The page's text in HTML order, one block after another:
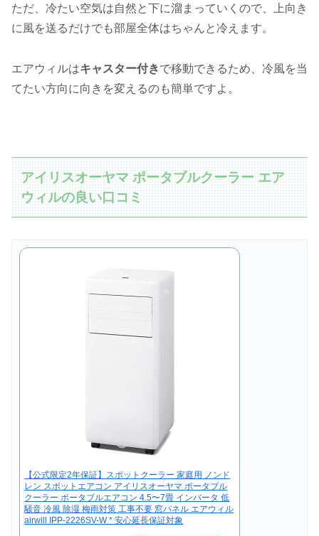
ただ、冷たい空気は自然と下に溜まっていくので、上向き
に風を送るだけでも部屋全体はちゃんと冷えます。
エアウィルはキャスター付きで移動できるため、冷風を当
てたい方向に向きを変えるのも簡単ですよ。
アイリスオーヤマ ポータブルクーラー エア
ウィルの良い口コミ
【公式限定2年保証】スポットクーラー 家庭用 ノンド
レン スポットエアコン アイリスオーヤマ ポータブル
クーラー ポータブルエアコン 4.5〜7畳 インバータ 低
騒音 冷風 除湿 梅雨対策 工事不要 窓パネル エアウィル
airwill IPP-2226SV-W * 安心延長保証対象